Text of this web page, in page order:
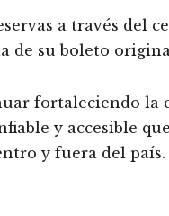
a través del
de su boleto
fortaleciendo la
y accesible
y fuera del país.